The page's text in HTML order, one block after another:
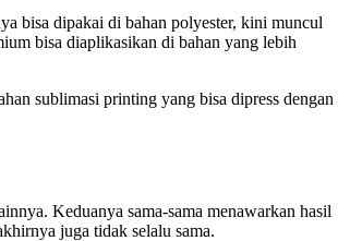
bisa dipakai di bahan polyester, kini muncul
bisa diaplikasikan di bahan yang lebih
sublimasi printing yang bisa dipress dengan
Keduanya sama-sama menawarkan hasil
juga tidak selalu sama.